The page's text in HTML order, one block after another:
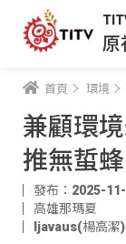
原
首頁 環境
兼顧環
推無蜇
發布：2025-
高雄那瑪夏
ljavaus(楊高潔)